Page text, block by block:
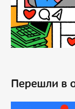
Перешли в